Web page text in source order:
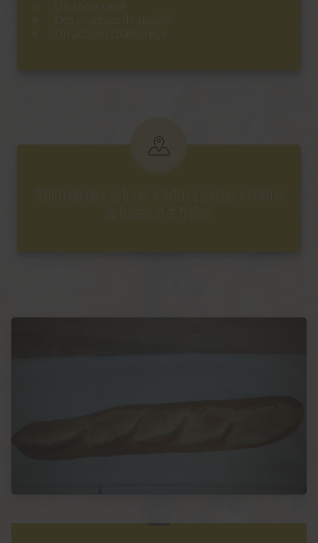
Notre boulangerie se trouve à Sutton, à quelques kilomètres
de Dunham et de Knolton.